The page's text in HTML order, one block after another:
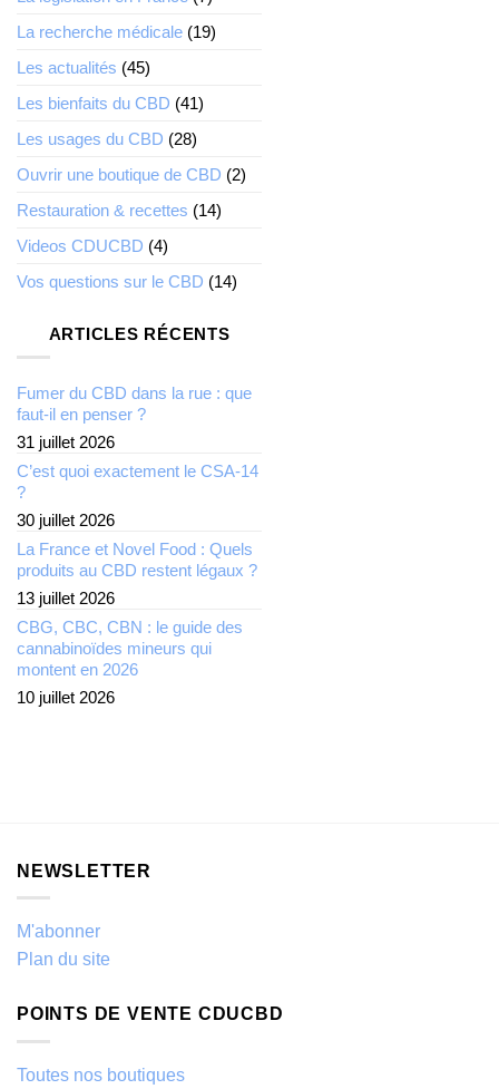
La recherche médicale (19)
Les actualités (45)
Les bienfaits du CBD (41)
Les usages du CBD (28)
Ouvrir une boutique de CBD (2)
Restauration & recettes (14)
Videos CDUCBD (4)
Vos questions sur le CBD (14)
ARTICLES RÉCENTS
Fumer du CBD dans la rue : que
faut-il en penser ?
31 juillet 2026
C’est quoi exactement le CSA-14
?
30 juillet 2026
La France et Novel Food : Quels
produits au CBD restent légaux ?
13 juillet 2026
CBG, CBC, CBN : le guide des
cannabinoïdes mineurs qui
montent en 2026
10 juillet 2026
NEWSLETTER
M'abonner
Plan du site
POINTS DE VENTE CDUCBD
Toutes nos boutiques